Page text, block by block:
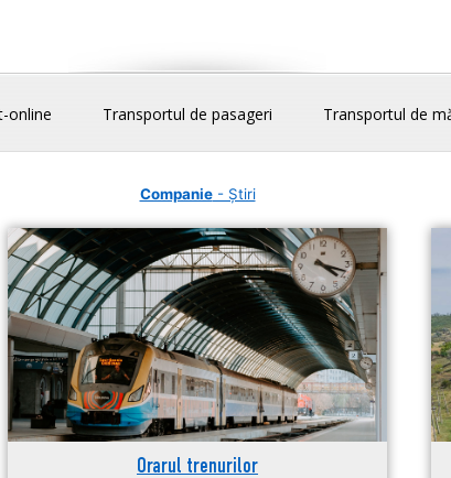
online Transportul de pasageri Transportul de
Companie- Știri
Orarul trenurilor